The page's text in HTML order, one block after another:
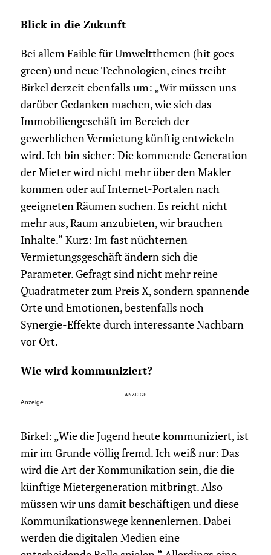
Blick in die Zukunft
Bei allem Faible für Umweltthemen (hit goes
green) und neue Technologien, eines treibt
Birkel derzeit ebenfalls um: „Wir müssen uns
darüber Gedanken machen, wie sich das
Immobiliengeschäft im Bereich der
gewerblichen Vermietung künftig entwickeln
wird. Ich bin sicher: Die kommende Generation
der Mieter wird nicht mehr über den Makler
kommen oder auf Internet-Portalen nach
geeigneten Räumen suchen. Es reicht nicht
mehr aus, Raum anzubieten, wir brauchen
Inhalte.“ Kurz: Im fast nüchternen
Vermietungsgeschäft ändern sich die
Parameter. Gefragt sind nicht mehr reine
Quadratmeter zum Preis X, sondern spannende
Orte und Emotionen, bestenfalls noch
Synergie-Effekte durch interessante Nachbarn
vor Ort.
Wie wird kommuniziert?
Anzeige
Birkel: „Wie die Jugend heute kommuniziert, ist
mir im Grunde völlig fremd. Ich weiß nur: Das
wird die Art der Kommunikation sein, die die
künftige Mietergeneration mitbringt. Also
müssen wir uns damit beschäftigen und diese
Kommunikationswege kennenlernen. Dabei
werden die digitalen Medien eine